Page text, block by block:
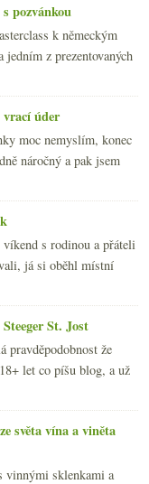
pozvánkou
k německým
z prezentovaných
úder
moc nemyslím, konec
náročný a pak jsem
s rodinou a přáteli
já si oběhl místní
St. Jost
pravděpodobnost že
let co píšu blog, a už
světa vína a viněta
vinnými sklenkami a